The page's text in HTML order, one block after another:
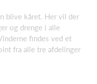
blive kåret. Her vil der
og drenge i alle
findes ved et
fra alle tre afdelinger